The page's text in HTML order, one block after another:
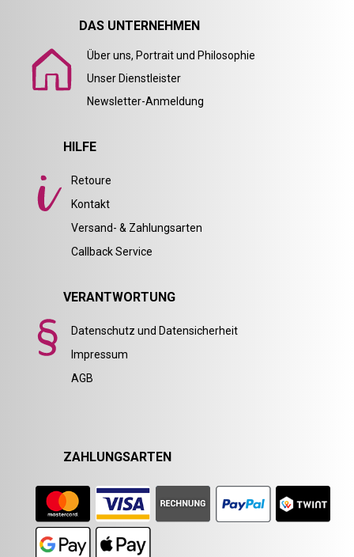
DAS UNTERNEHMEN
Über uns, Portrait und Philosophie
Unser Dienstleister
Newsletter-Anmeldung
HILFE
Retoure
Kontakt
Versand- & Zahlungsarten
Callback Service
VERANTWORTUNG
Datenschutz und Datensicherheit
Impressum
AGB
ZAHLUNGSARTEN